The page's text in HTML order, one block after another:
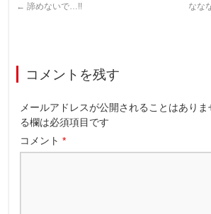
← 諦めないで…!! なな
コメントを残す
メールアドレスが公開されることはありま
る欄は必須項目です
コメント*